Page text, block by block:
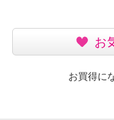
お
お買得に